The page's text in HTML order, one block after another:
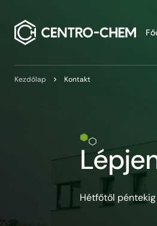
Kezdőlap Kontakt
Hétfőtől péntekig